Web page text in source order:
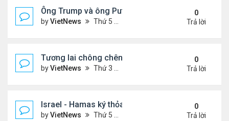
Ông Trump và ông Putin điện đàm, nhất trí gặp
byVietNews Thứ 5 Tháng 10 16, 2025 5:15 pm
0
Trả lời
Tương lai chông chênh với Dải Gaza sau lệnh
byVietNews Thứ 3 Tháng 10 14, 2025 2:41 pm
0
Trả lời
Israel - Hamas ký thỏa thuận ngừng bắn
byVietNews Thứ 5 Tháng 10 09, 2025 2:23 pm
0
Trả lời